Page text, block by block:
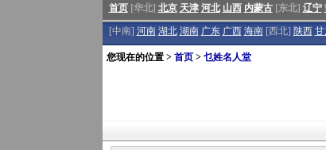
首页[华北] 北京 天津 河北 山西 内蒙古[东北] 辽宁
[中南] 河南 湖北 湖南 广东 广西 海南[西北] 陕西 甘
您现在的位置 > 首页> 乜姓名人堂